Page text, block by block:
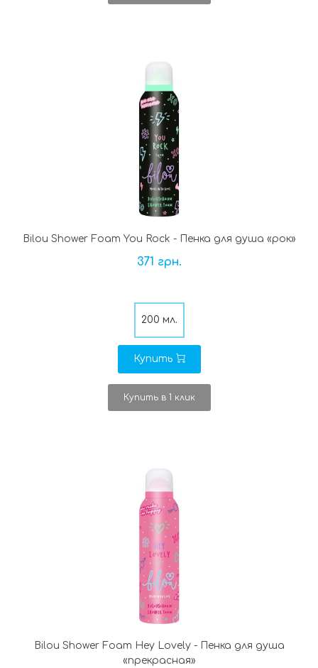
Bilou Shower Foam You Rock - Пенка для душа «рок»
371 грн.
200 мл.
Купить
Купить в 1 клик
Bilou Shower Foam Hey Lovely - Пенка для душа
«прекрасная»